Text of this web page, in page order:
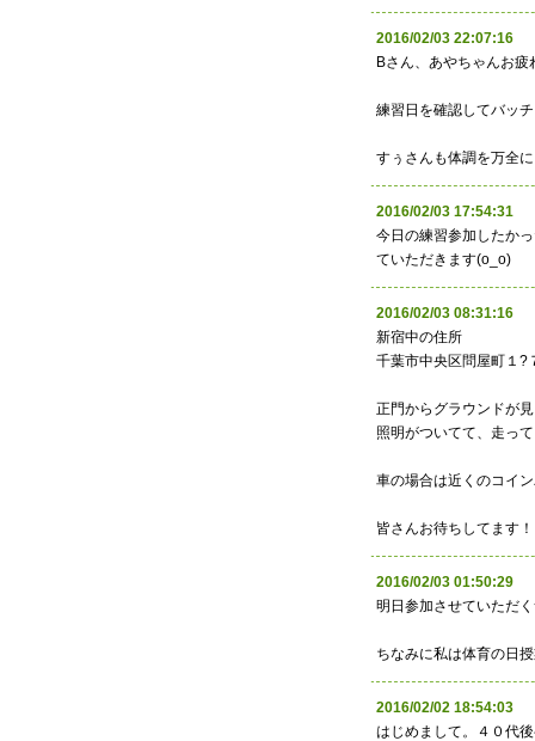
2016/02/03 22:07:16
Bさん、あやちゃんお疲
練習日を確認してバッ
すぅさんも体調を万全
2016/02/03
今日の練習参加したか
ていただきます(o_o)
2016/02/03
新宿中の住所
千葉市中央区問屋町１?
正門からグラウンドが
照明がついてて、走っ
車の場合は近くのコイ
皆さんお待ちしてます！
2016/02/03
明日参加させていただ
ちなみに私は体育の日
2016/02/02
はじめまして。４０代